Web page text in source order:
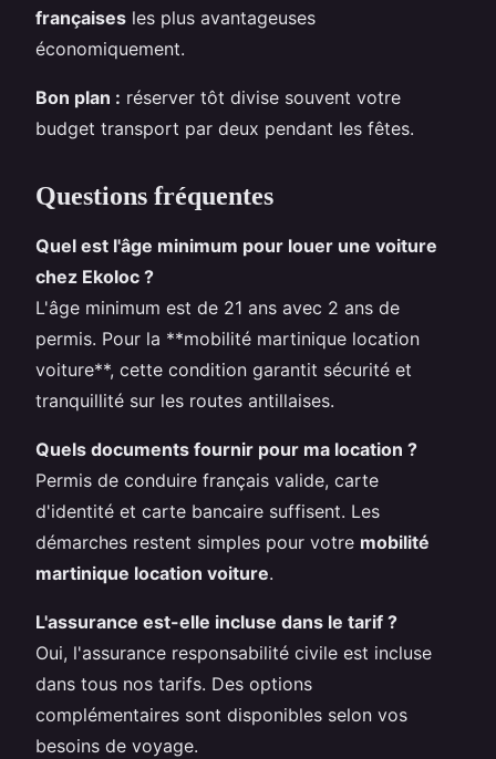
françaises les plus avantageuses
économiquement.
Bon plan : réserver tôt divise souvent votre
budget transport par deux pendant les fêtes.
Questions fréquentes
Quel est l'âge minimum pour louer une voiture
chez Ekoloc ?
L'âge minimum est de 21 ans avec 2 ans de
permis. Pour la **mobilité martinique location
voiture**, cette condition garantit sécurité et
tranquillité sur les routes antillaises.
Quels documents fournir pour ma location ?
Permis de conduire français valide, carte
d'identité et carte bancaire suffisent. Les
démarches restent simples pour votre mobilité
martinique location voiture.
L'assurance est-elle incluse dans le tarif ?
Oui, l'assurance responsabilité civile est incluse
dans tous nos tarifs. Des options
complémentaires sont disponibles selon vos
besoins de voyage.